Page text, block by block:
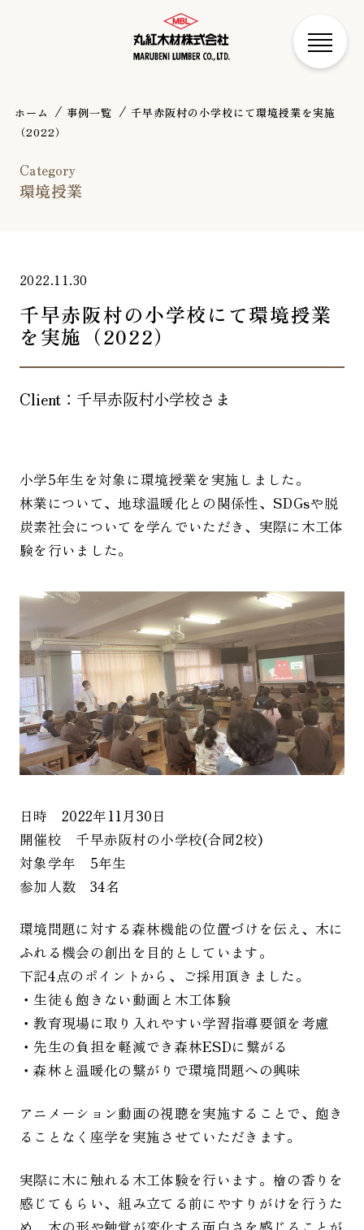
ホーム 事例一覧
千早赤阪村の小学校にて環境授業を実施
（2022）
Category
環境授業
2022.11.30
千早赤阪村の小学校にて環境授業
を実施（2022）
Client： 千早赤阪村小学校さま
小学5年生を対象に環境授業を実施しました。
林業について、地球温暖化との関係性、SDGsや脱
炭素社会についてを学んでいただき、実際に木工体
験を行いました。
日時 2022年11月30日
開催校 千早赤阪村の小学校(合同2校)
対象学年 5年生
参加人数 34名
環境問題に対する森林機能の位置づけを伝え、木に
ふれる機会の創出を目的としています。
下記4点のポイントから、ご採用頂きました。
・生徒も飽きない動画と木工体験
・教育現場に取り入れやすい学習指導要領を考慮
・先生の負担を軽減でき森林ESDに繋がる
・森林と温暖化の繋がりで環境問題への興味
アニメーション動画の視聴を実施することで、飽き
ることなく座学を実施させていただきます。
実際に木に触れる木工体験を行います。檜の香りを
感じてもらい、組み立てる前にやすりがけを行うた